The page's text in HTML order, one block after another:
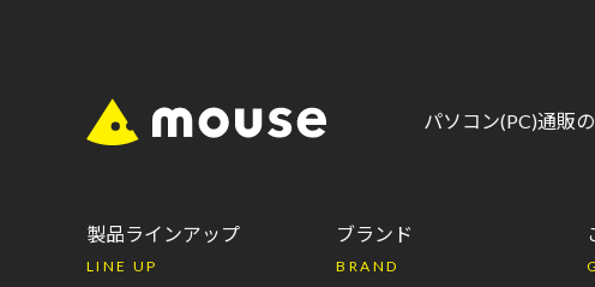
パソコン(PC)通販
製品ラインアップ
LINE UP
ブランド
BRAND